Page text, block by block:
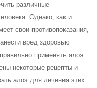
различные
Однако, как и
свои противопоказания,
вред здоровью
применять алоэ
некоторые рецепты и
алоэ для лечения этих